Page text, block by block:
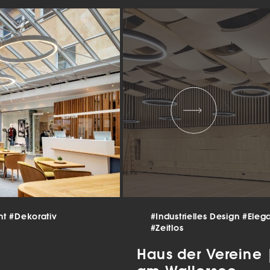
#Dekorativ
#Industrielles Design
#Zeitlos
Haus der
.
Zurück
Statistiken